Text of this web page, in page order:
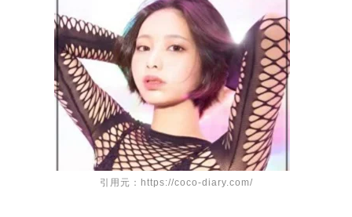
引用元：https://coco-diary.com/